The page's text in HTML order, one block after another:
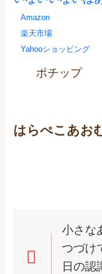
Amazon
楽天市場
Yahooショッピング
ポチップ
はらぺこあお
小さな
つづけ
日の認